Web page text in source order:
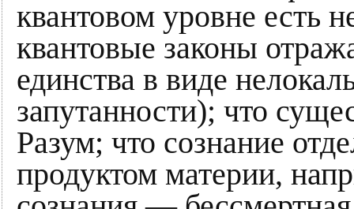
квантовом уровне есть
квантовые законы
единства в виде
запутанности); что
Разум; что сознание
продуктом материи,